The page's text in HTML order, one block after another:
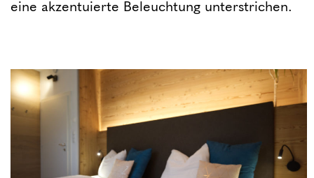
eine akzentuierte Beleuchtung unterstrichen.